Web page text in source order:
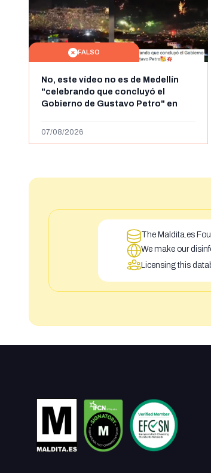
FALSO
No, este vídeo no es de Medellín
"celebrando que concluyó el
Gobierno de Gustavo Petro" en
de 2024
07/08/2026
The Maldita.es
We make our
Licensing this